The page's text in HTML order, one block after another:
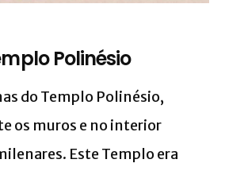
Polinésio
do Templo Polinésio,
os muros e no interior
Este Templo era